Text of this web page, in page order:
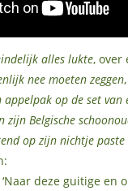
alles lukte, over
nee moeten zeggen
appelpak op de set van
zijn Belgische
op zijn nichtje
deze guitige en